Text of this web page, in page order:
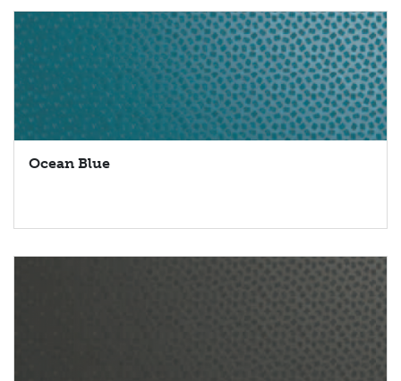
Ocean Blue